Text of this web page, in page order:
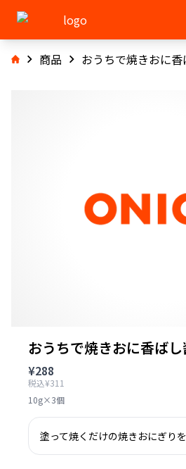
商品 おうちで焼きおに
おうちで焼きおに香ば
¥288
税込¥311
10g×3個
塗って焼くだけの焼きおにぎり